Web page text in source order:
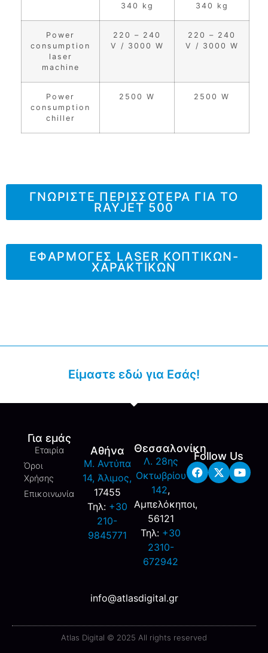
340 kg
340 kg
Power
consumption
laser
machine
220 – 240
V / 3000 W
220 – 240
V / 3000 W
Power
consumption
chiller
2500 W 2500 W
ΓΝΩΡΙΣΤΕ ΠΕΡΙΣΣΟΤΕΡΑ ΓΙΑ ΤO
RAYJET 500
ΕΦΑΡΜΟΓΕΣ LASER ΚΟΠΤΙΚΩΝ-
ΧΑΡΑΚΤΙΚΩΝ
Είμαστε εδώ για Εσάς!
Για εμάς
Εταιρία
Όροι
Χρήσης
Επικοινωνία
Αθήνα
M. Αντύπα
14, Άλιμος,
17455
Τηλ: +30
210-
9845771
Θεσσαλονίκη
Λ. 28ης
Οκτωβρίου
142,
Αμπελόκηποι,
56121
Τηλ: +30
2310-
672942
Follow Us
info@atlasdigital.gr
Atlas Digital © 2025 All rights reserved